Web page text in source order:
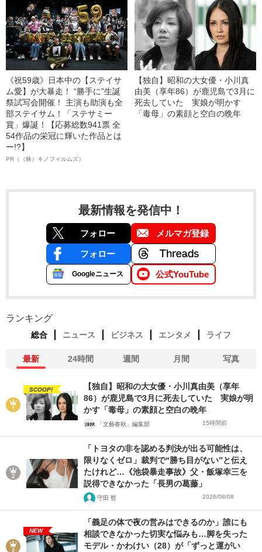
《祝59歳》日本中の【ステイサ
ム愛】が大暴走！ “勝手に”生誕
祭試写会開催！ 主演も助演も全
部ステイサム！「ステサミー
賞」爆誕！【応募総数941票 全
54作品の栄冠に輝いた作品とは
ー!?】
PR（（株）キノフィルムズ）
【独自】昭和の大女優・小川真
由美（享年86）が鹿児島で3月に
死去していた 実娘が明かす
「毒母」の素顔と空白の晩年
最新情報を発信中！
フォロー メルマガ登録
フォロー
Googleニュース 公式YouTube
ランキング
総合 ニュース ビジネス エンタメ ライフ
最新 24時間 週間 月間 写真
SCOOP!
【独自】昭和の大女優・小川真由美（享年
86）が鹿児島で3月に死去していた 実娘が明
かす「毒母」の素顔と空白の晩年
「文藝春秋」編集部 15時間前
「トヨタの非を認める判決が出る可能性は、
限りなくゼロ」裁判で“勝ち目がない”と伝え
たけれど…《池袋暴走事故》父・飯塚幸三を
説得できなかった「長男の葛藤」
守田 哲 2026/08/08
NEW
「義足の体で夜の営みはできるのか」誰にも
相談できなかった切実な悩みも…脚を失った
モデル・かわけい（28）が「ずっと運がい